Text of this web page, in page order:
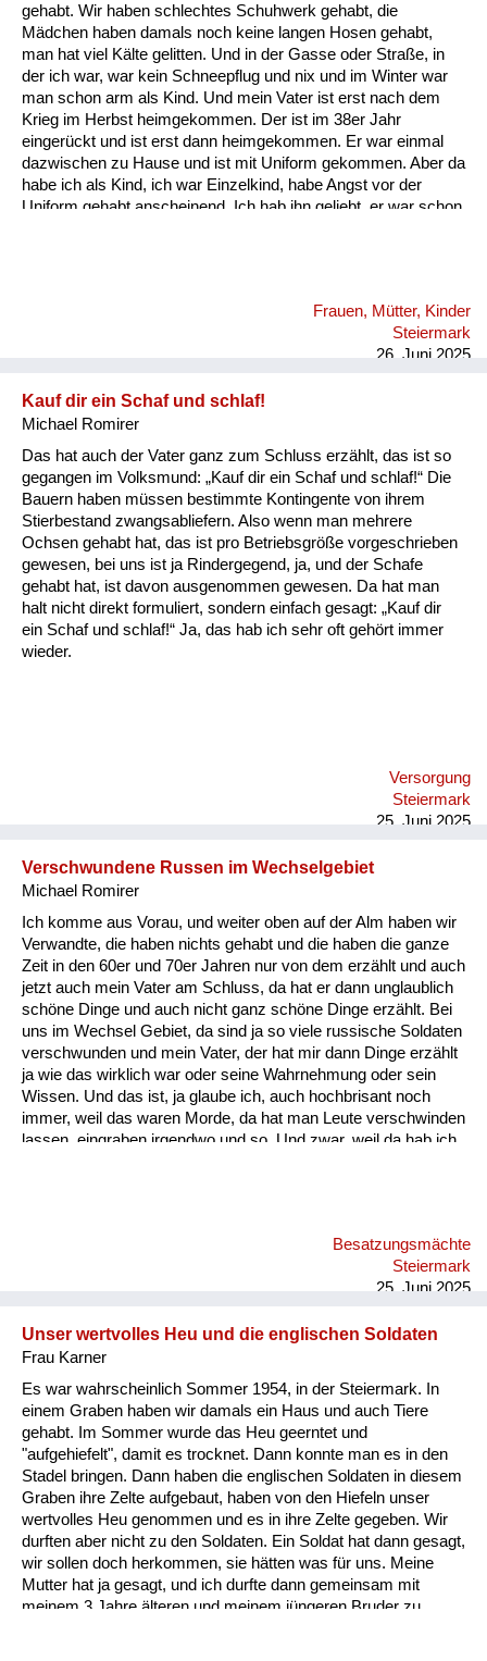
gehabt. Wir haben schlechtes Schuhwerk gehabt, die
Mädchen haben damals noch keine langen Hosen gehabt,
man hat viel Kälte gelitten. Und in der Gasse oder Straße, in
der ich war, war kein Schneepflug und nix und im Winter war
man schon arm als Kind. Und mein Vater ist erst nach dem
Krieg im Herbst heimgekommen. Der ist im 38er Jahr
eingerückt und ist erst dann heimgekommen. Er war einmal
dazwischen zu Hause und ist mit Uniform gekommen. Aber da
habe ich als Kind, ich war Einzelkind, habe Angst vor der
Uniform gehabt anscheinend. Ich hab ihn geliebt, er war schon
meine Mutter ist mit mir immer am Bahnhof fahren mit dem
Fahrrad und der Vati war halt nie dabei, sie hat auch keine
Frauen, Mütter, Kinder
Steiermark
26. Juni 2025
Kauf dir ein Schaf und schlaf!
Michael Romirer
Das hat auch der Vater ganz zum Schluss erzählt, das ist so
gegangen im Volksmund: „Kauf dir ein Schaf und schlaf!“ Die
Bauern haben müssen bestimmte Kontingente von ihrem
Stierbestand zwangsabliefern. Also wenn man mehrere
Ochsen gehabt hat, das ist pro Betriebsgröße vorgeschrieben
gewesen, bei uns ist ja Rindergegend, ja, und der Schafe
gehabt hat, ist davon ausgenommen gewesen. Da hat man
halt nicht direkt formuliert, sondern einfach gesagt: „Kauf dir
ein Schaf und schlaf!“ Ja, das hab ich sehr oft gehört immer
wieder.
Versorgung
Steiermark
25. Juni 2025
Verschwundene Russen im Wechselgebiet
Michael Romirer
Ich komme aus Vorau, und weiter oben auf der Alm haben wir
Verwandte, die haben nichts gehabt und die haben die ganze
Zeit in den 60er und 70er Jahren nur von dem erzählt und auch
jetzt auch mein Vater am Schluss, da hat er dann unglaublich
schöne Dinge und auch nicht ganz schöne Dinge erzählt. Bei
uns im Wechsel Gebiet, da sind ja so viele russische Soldaten
verschwunden und mein Vater, der hat mir dann Dinge erzählt
ja wie das wirklich war oder seine Wahrnehmung oder sein
Wissen. Und das ist, ja glaube ich, auch hochbrisant noch
immer, weil das waren Morde, da hat man Leute verschwinden
lassen, eingraben irgendwo und so. Und zwar, weil da hab ich
Seppling-Karndorf haben sich die Bauern dann getroffen, weil
er war der der höchstgelegene Bauernhof, am nächs...
Besatzungsmächte
Steiermark
25. Juni 2025
Unser wertvolles Heu und die englischen Soldaten
Frau Karner
Es war wahrscheinlich Sommer 1954, in der Steiermark. In
einem Graben haben wir damals ein Haus und auch Tiere
gehabt. Im Sommer wurde das Heu geerntet und
"aufgehiefelt", damit es trocknet. Dann konnte man es in den
Stadel bringen. Dann haben die englischen Soldaten in diesem
Graben ihre Zelte aufgebaut, haben von den Hiefeln unser
wertvolles Heu genommen und es in ihre Zelte gegeben. Wir
durften aber nicht zu den Soldaten. Ein Soldat hat dann gesagt,
wir sollen doch herkommen, sie hätten was für uns. Meine
Mutter hat ja gesagt, und ich durfte dann gemeinsam mit
meinem 3 Jahre älteren und meinem jüngeren Bruder zu